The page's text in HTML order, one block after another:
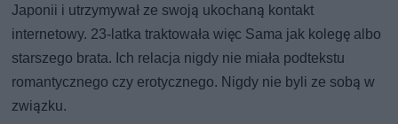
Japonii i utrzymywał ze swoją ukochaną kontakt
internetowy. 23-latka traktowała więc Sama jak kolegę albo
starszego brata. Ich relacja nigdy nie miała podtekstu
romantycznego czy erotycznego. Nigdy nie byli ze sobą w
związku.